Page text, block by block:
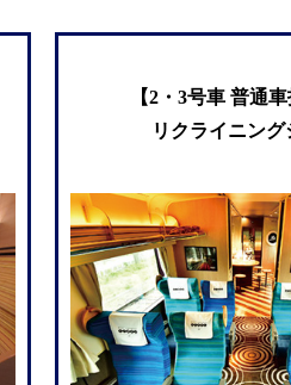
【2・3号車 普通車
リクライニング